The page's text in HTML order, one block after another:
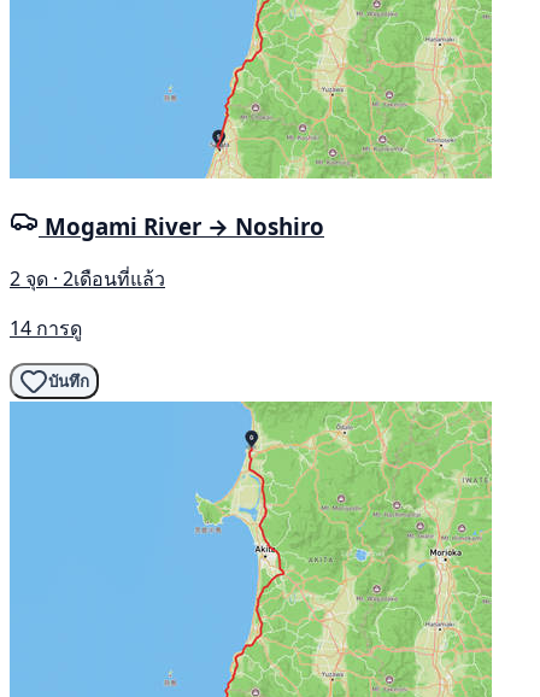
Mogami River → Noshiro
2 จุด · 2เดือนที่แล้ว
14 การดู
บันทึก